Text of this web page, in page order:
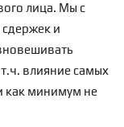
лица. Мы с
и
влияние самых
как минимум не